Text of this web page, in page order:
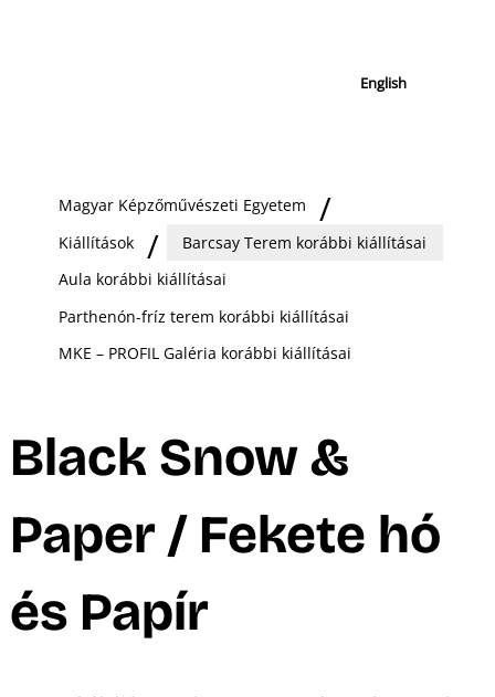
English
Magyar Képzőművészeti Egyetem
Kiállítások
Barcsay Terem korábbi kiállításai
Aula korábbi kiállításai
Parthenón-fríz terem korábbi kiállításai
MKE – PROFIL Galéria korábbi kiállításai
Black Snow &
Paper / Fekete hó
és Papír